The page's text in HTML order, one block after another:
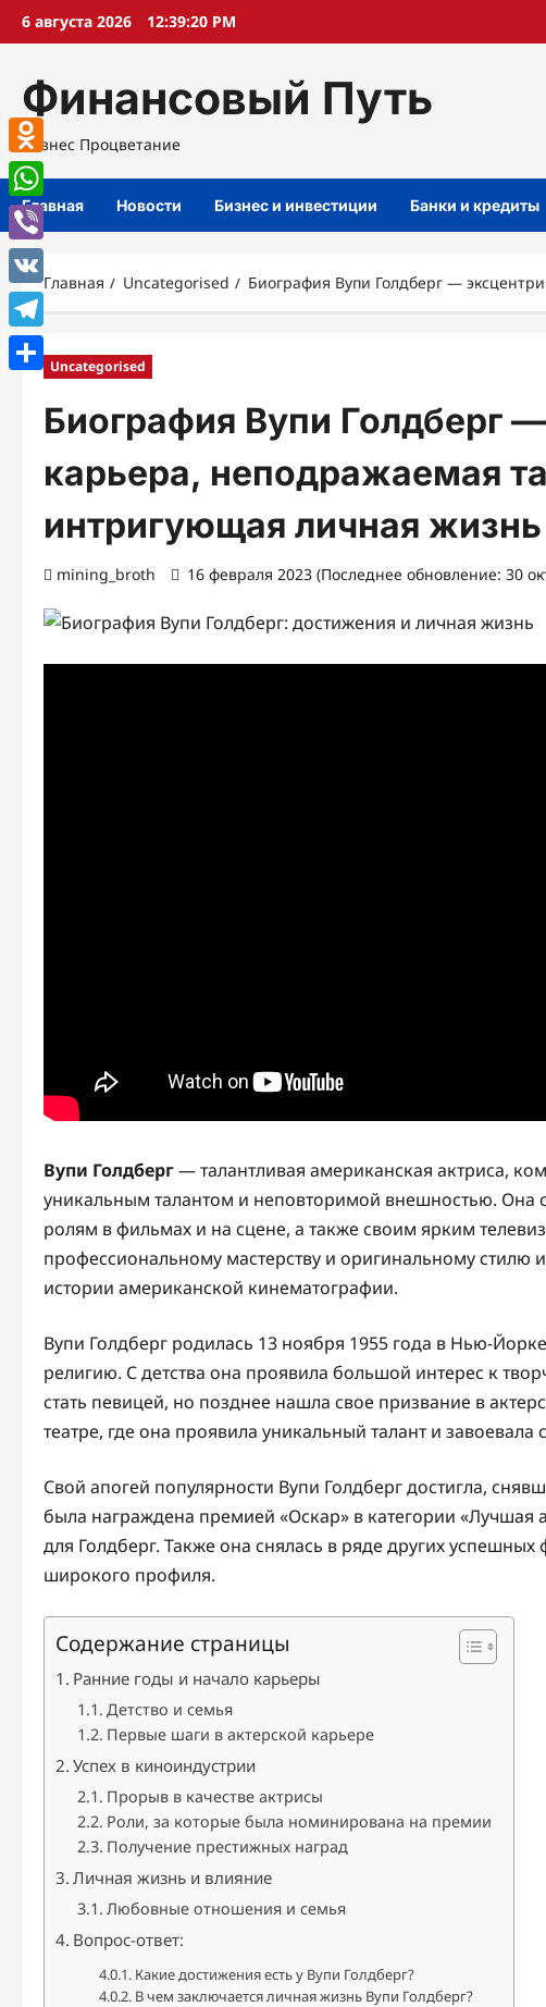
Перейти
6 августа 2026 12:39:21 PM
Финансовый Путь
Бизнес Процветание
Главная Новости Бизнес и инвестиции Банки и кредиты
Главная Uncategorised Биография Вупи Голдберг —
Uncategorised
Биография Вупи Голдберг
карьера, неподражаемая
интригующая личная жизнь
mining_broth 16 февраля 2023 (Последнее обновление: 30
Вупи Голдберг— талантливая американская актриса,
уникальным талантом и неповторимой внешностью. Она
ролям в фильмах и на сцене, а также своим ярким
профессиональному мастерству и оригинальному стилю
истории американской кинематографии.
Вупи Голдберг родилась 13 ноября 1955 года в Нью-
религию. С детства она проявила большой интерес к
стать певицей, но позднее нашла свое призвание в
театре, где она проявила уникальный талант и завоевала
Свой апогей популярности Вупи Голдберг достигла,
была награждена премией «Оскар» в категории
для Голдберг. Также она снялась в ряде других
широкого профиля.
Содержание страницы
Ранние годы и начало карьеры
Детство и семья
Первые шаги в актерской карьере
Успех в киноиндустрии
Прорыв в качестве актрисы
Роли, за которые была номинирована на премии
Получение престижных наград
Личная жизнь и влияние
Любовные отношения и семья
Вопрос-ответ:
Какие достижения есть у Вупи Голдберг?
В чем заключается личная жизнь Вупи Голдберг?
Odnoklassniki
WhatsApp
Viber
VK
Telegram